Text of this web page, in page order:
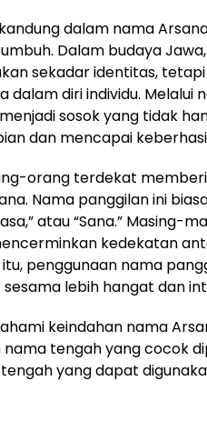
dalam nama
Dalam budaya
sekadar identitas,
dalam diri individu. Melalui
sosok yang tidak
dan mencapai
orang terdekat
Nama panggilan ini
atau “Sana.”
kedekatan
itu, penggunaan nama
lebih hangat dan
keindahan nama
tengah yang cocok
yang dapat